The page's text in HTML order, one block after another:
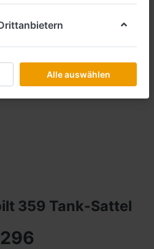
359 Tank-Sattel
Alle auswählen